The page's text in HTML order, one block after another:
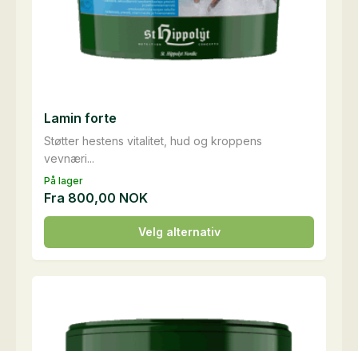
På lager
Støtter hestens vitalitet, hud og kroppens
vevnæri...
Lamin forte
Fra 800,00 NOK
Velg alternativ
Dette
produktet
har
Alternativene